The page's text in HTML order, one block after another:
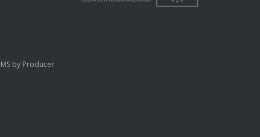
by Producer